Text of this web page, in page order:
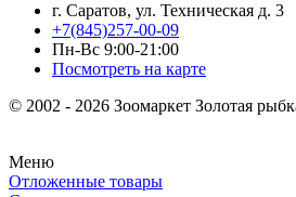
г. Саратов, ул. Техническая д. 3
+7(845)257-00-09
Пн-Вс 9:00-21:00
Посмотреть на карте
© 2002 - 2026 Зоомаркет Золотая
Меню
Отложенные товары